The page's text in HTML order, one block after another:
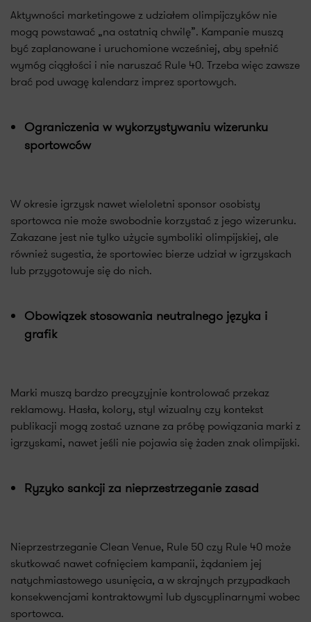
Aktywności marketingowe z udziałem olimpijczyków nie
mogą powstawać „na ostatnią chwilę”. Kampanie muszą
być zaplanowane i uruchomione wcześniej, aby spełnić
wymóg ciągłości i nie naruszać Rule 40. Trzeba więc zawsze
brać pod uwagę kalendarz imprez sportowych.
Ograniczenia w wykorzystywaniu wizerunku
sportowców
W okresie igrzysk nawet wieloletni sponsor osobisty
sportowca nie może swobodnie korzystać z jego wizerunku.
Zakazane jest nie tylko użycie symboliki olimpijskiej, ale
również sugestia, że sportowiec bierze udział w igrzyskach
lub przygotowuje się do nich.
Obowiązek stosowania neutralnego języka i
grafik
Marki muszą bardzo precyzyjnie kontrolować przekaz
reklamowy. Hasła, kolory, styl wizualny czy kontekst
publikacji mogą zostać uznane za próbę powiązania marki z
igrzyskami, nawet jeśli nie pojawia się żaden znak olimpijski.
Ryzyko sankcji za nieprzestrzeganie zasad
Nieprzestrzeganie Clean Venue, Rule 50 czy Rule 40 może
skutkować nawet cofnięciem kampanii, żądaniem jej
natychmiastowego usunięcia, a w skrajnych przypadkach
konsekwencjami kontraktowymi lub dyscyplinarnymi wobec
sportowca.